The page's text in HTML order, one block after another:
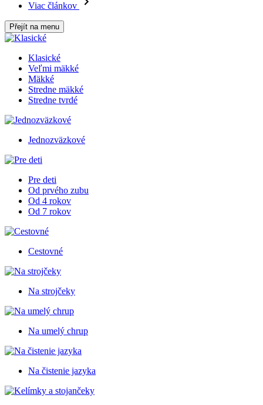
Viac článkov
Přejít na menu
Klasické
Veľmi mäkké
Mäkké
Stredne mäkké
Stredne tvrdé
Jednozväzkové
Pre deti
Od prvého zubu
Od 4 rokov
Od 7 rokov
Cestovné
Na strojčeky
Na umelý chrup
Na čistenie jazyka